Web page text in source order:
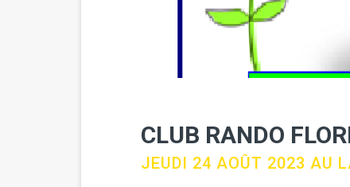
CLUB RANDO
JEUDI 24 AOÛT 2023 AU